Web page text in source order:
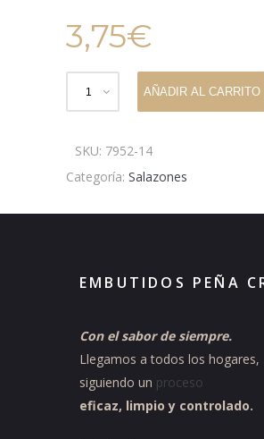
3,75€
AÑADIR AL CARRITO
SKU: 7952-14
Categoría: Salazones
EMBUTIDOS PEÑA
Con el sabor de siempre.
Llegamos a todos los hogares,
siguiendo un proceso
eficaz, limpio y controlado.